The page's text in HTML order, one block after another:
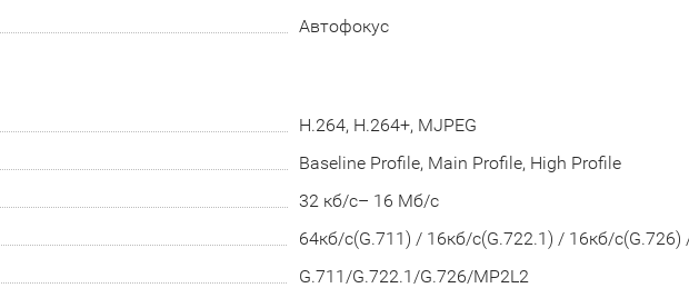
Автофокус
H.264, H.264+, MJPEG
Baseline Profile, Main Profile, High Profile
32 кб/с– 16 Мб/с
64кб/с(G.711) / 16кб/с(G.722.1) / 16кб/
G.711/G.722.1/G.726/MP2L2